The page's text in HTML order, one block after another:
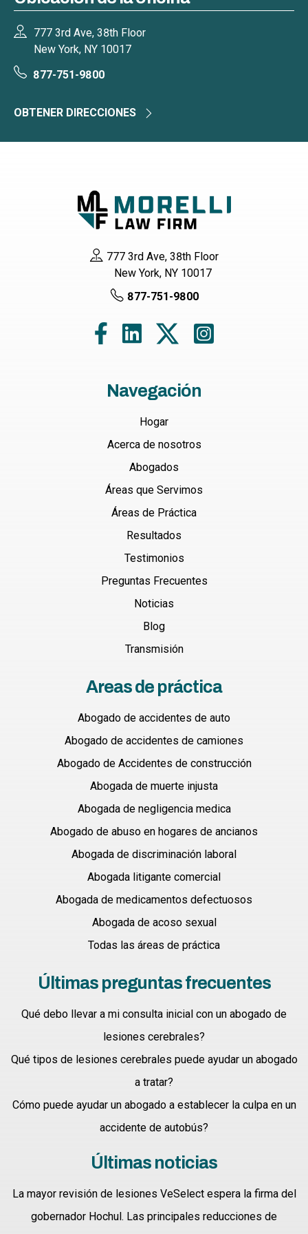
777 3rd Ave, 38th Floor
New York, NY 10017
877-751-9800
OBTENER DIRECCIONES
777 3rd Ave, 38th Floor
New York, NY 10017
877-751-9800
Navegación
Hogar
Acerca de nosotros
Abogados
Áreas que Servimos
Áreas de Práctica
Resultados
Testimonios
Preguntas Frecuentes
Noticias
Blog
Transmisión
Areas de práctica
Abogado de accidentes de auto
Abogado de accidentes de camiones
Abogado de Accidentes de construcción
Abogada de muerte injusta
Abogada de negligencia medica
Abogado de abuso en hogares de ancianos
Abogada de discriminación laboral
Abogada litigante comercial
Abogada de medicamentos defectuosos
Abogada de acoso sexual
Todas las áreas de práctica
Últimas preguntas frecuentes
Qué debo llevar a mi consulta inicial con un abogado de
lesiones cerebrales?
Qué tipos de lesiones cerebrales puede ayudar un abogado
a tratar?
Cómo puede ayudar un abogado a establecer la culpa en un
accidente de autobús?
Últimas noticias
La mayor revisión de lesiones VeSelect espera la firma del
gobernador Hochul. Las principales reducciones de